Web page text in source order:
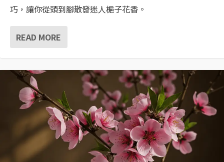
巧，讓你從頭到腳散發迷人梔子花香。
READ MORE